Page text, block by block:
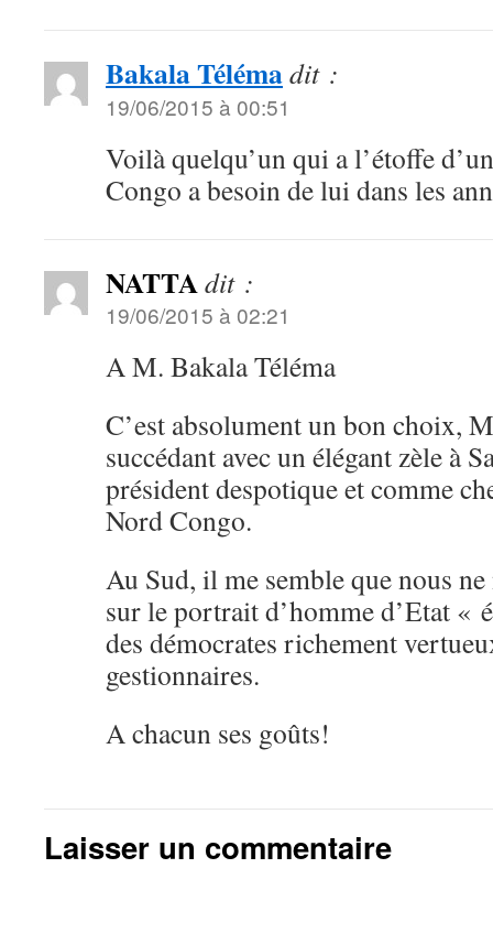
Bakala Télémadit :
19/06/2015 à 00:51
Voilà quelqu’un qui a l’étoffe
Congo a besoin de lui dans les
NATTAdit :
19/06/2015 à 02:21
A M. Bakala Téléma
C’est absolument un bon choix,
succédant avec un élégant zèle à
président despotique et comme
Nord Congo.
Au Sud, il me semble que nous
sur le portrait d’homme d’Etat «
des démocrates richement
gestionnaires.
A chacun ses goûts!
Laisser un commentaire